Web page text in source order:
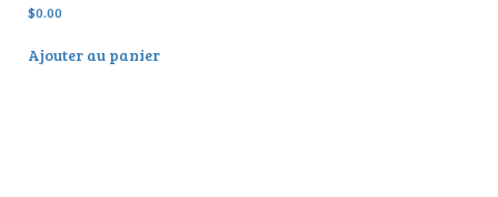
$0.00
Ajouter au panier